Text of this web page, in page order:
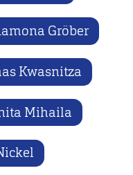
Gröber
Kwasnitza
Mihaila